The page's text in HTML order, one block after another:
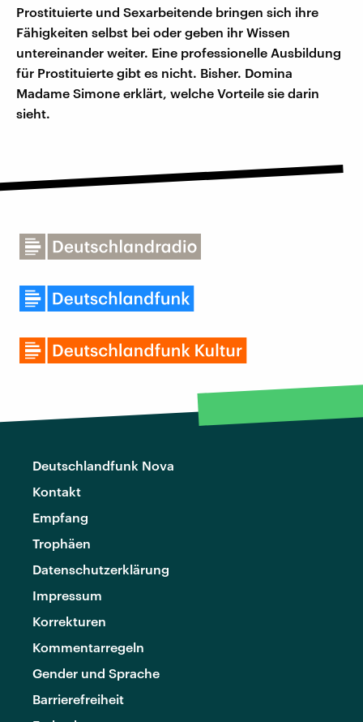
Prostituierte und Sexarbeitende bringen sich ihre
Fähigkeiten selbst bei oder geben ihr Wissen
untereinander weiter. Eine professionelle Ausbildung
für Prostituierte gibt es nicht. Bisher. Domina
Madame Simone erklärt, welche Vorteile sie darin
sieht.
Deutschlandfunk Nova
Kontakt
Empfang
Trophäen
Datenschutzerklärung
Impressum
Korrekturen
Kommentarregeln
Gender und Sprache
Barrierefreiheit